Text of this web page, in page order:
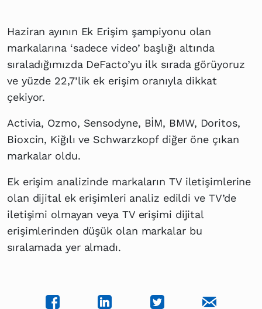
Haziran ayının Ek Erişim şampiyonu olan
markalarına ‘sadece video’ başlığı altında
sıraladığımızda DeFacto’yu ilk sırada görüyoruz
ve yüzde 22,7’lik ek erişim oranıyla dikkat
çekiyor.
Activia, Ozmo, Sensodyne, BİM, BMW, Doritos,
Bioxcin, Kiğılı ve Schwarzkopf diğer öne çıkan
markalar oldu.
Ek erişim analizinde markaların TV iletişimlerine
olan dijital ek erişimleri analiz edildi ve TV’de
iletişimi olmayan veya TV erişimi dijital
erişimlerinden düşük olan markalar bu
sıralamada yer almadı.